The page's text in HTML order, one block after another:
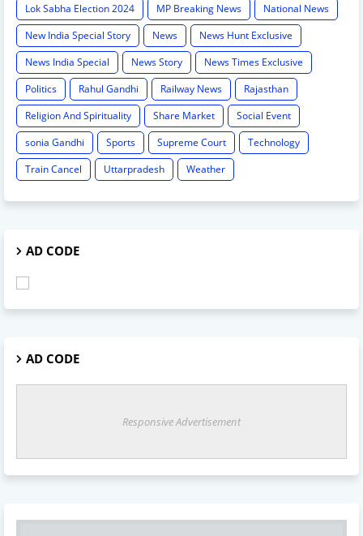
Lok Sabha Election 2024
MP Breaking News
National News
New India Special Story
News
News Hunt Exclusive
News India Special
News Story
News Times Exclusive
Politics
Rahul Gandhi Railway News
Rajasthan
Religion And Spirituality
Share Market
Social Event
sonia Gandhi
Sports Supreme Court
Technology
Train Cancel
Uttarpradesh Weather
AD CODE
AD CODE
Responsive Advertisement